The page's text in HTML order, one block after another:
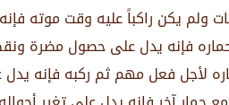
ولم يكن راكباً عليه وقت موته
فإنه يدل على حصول مضرة
لأجل فعل مهم ثم ركبه فإنه